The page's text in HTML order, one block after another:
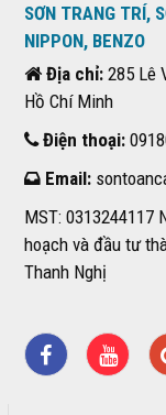
SƠN TRANG TRÍ,
NIPPON, BENZO
Địa chỉ: 285 Lê
Hồ Chí Minh
Điện thoại:
Email:
MST: 0313244117
hoạch và đầu tư
Thanh Nghị